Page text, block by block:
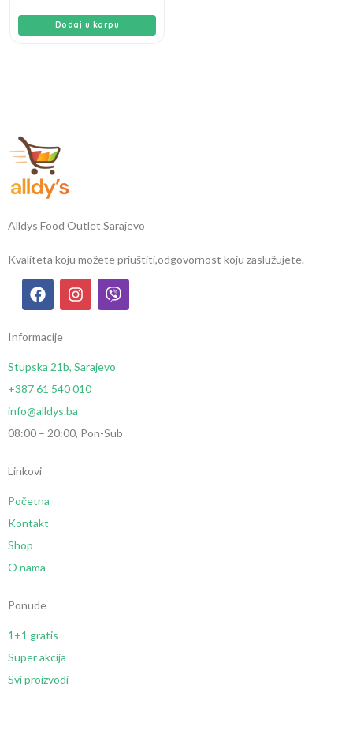
Dodaj u korpu
Alldys Food Outlet Sarajevo
Kvaliteta koju možete priuštiti,odgovornost koju zaslužujete.
Informacije
Stupska 21b, Sarajevo
+387 61 540 010
info@alldys.ba
08:00 – 20:00, Pon-Sub
Linkovi
Početna
Kontakt
Shop
O nama
Ponude
1+1 gratis
Super akcija
Svi proizvodi